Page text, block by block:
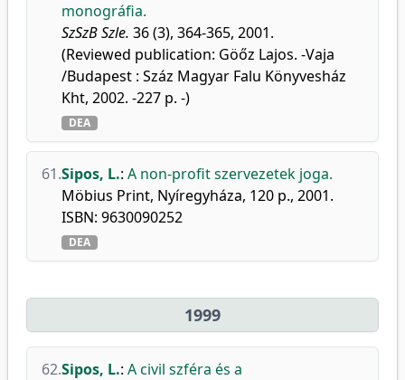
monográfia.
SzSzB Szle. 36 (3), 364-365, 2001.
(Reviewed publication: Göőz Lajos. -Vaja
/Budapest : Száz Magyar Falu Könyvesház
Kht, 2002. -227 p. -)
DEA
61.Sipos, L.: A non-profit szervezetek joga.
Möbius Print, Nyíregyháza, 120 p., 2001.
ISBN: 9630090252
DEA
1999
62.Sipos, L.: A civil szféra és a